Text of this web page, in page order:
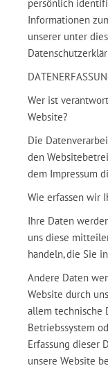
persönlich
Informationen
unserer unter
Wer ist
Website?
Die
den
dem Impressum
Wie erfassen wir
Ihre Daten
uns diese
handeln, die Sie
Andere Daten
Website durch
allem technische
Betriebssystem
Erfassung dieser
unsere Website